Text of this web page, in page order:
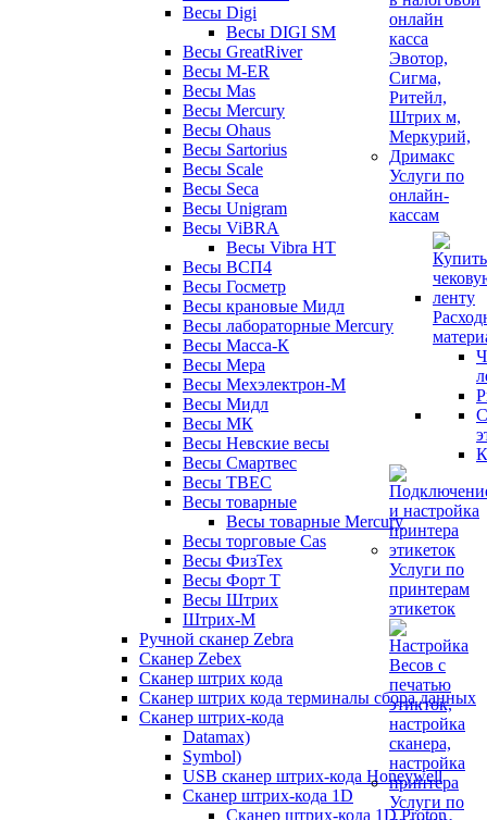
Весы Digi
Весы DIGI SM
Весы GreatRiver
Весы M-ER
Весы Mas
Весы Mercury
Весы Ohaus
Весы Sartorius
Весы Scale
Весы Seca
Весы Unigram
Весы ViBRA
Весы Vibra HT
Весы ВСП4
Весы Госметр
Весы крановые Мидл
Весы лабораторные Mercury
Весы Масса-К
Весы Мера
Весы Мехэлектрон-М
Весы Мидл
Весы МК
Весы Невские весы
Весы Смартвес
Весы ТВЕС
Весы товарные
Весы товарные Mercury
Весы торговые Cas
Весы ФизТех
Весы Форт Т
Весы Штрих
Штрих-М
Ручной сканер Zebra
Сканер Zebex
Сканер штрих кода
Сканер штрих кода терминалы сбора данных
Сканер штрих-кода
Datamax)
Symbol)
USB сканер штрих-кода Honeywell
Сканер штрих-кода 1D
Сканер штрих-кода 1D Proton
Услуги по
онлайн-
кассам
Услуги по
принтерам
этикеток
Услуги по